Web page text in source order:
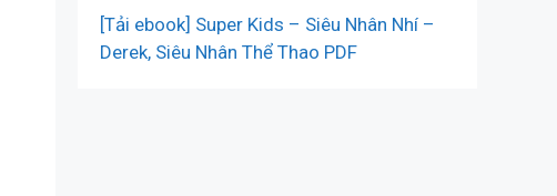
[Tải ebook] Super Kids – Siêu Nhân Nhí –
Derek, Siêu Nhân Thể Thao PDF